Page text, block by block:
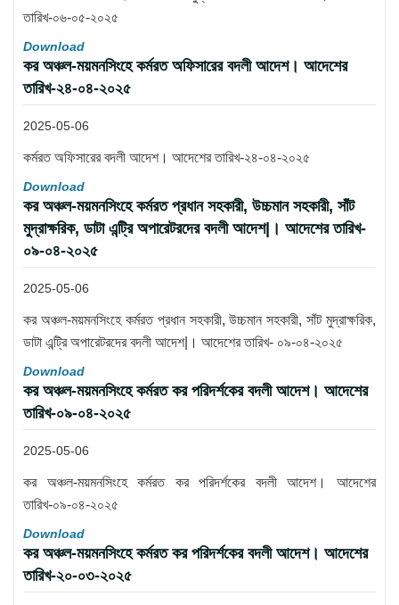
তারিখ-০৬-০৫-২০২৫
Download
কর অঞ্চল-ময়মনসিংহে কর্মরত অফিসারের বদলী আদেশ। আদেশের
তারিখ-২৪-০৪-২০২৫
2025-05-06
কর্মরত অফিসারের বদলী আদেশ। আদেশের তারিখ-২৪-০৪-২০২৫
Download
কর অঞ্চল-ময়মনসিংহে কর্মরত প্রধান সহকারী, উচ্চমান সহকারী, সাঁট
মুদ্রাক্ষরিক, ডাটা এন্ট্রি অপারেটরদের বদলী আদেশ|। আদেশের তারিখ-
০৯-০৪-২০২৫
2025-05-06
কর অঞ্চল-ময়মনসিংহে কর্মরত প্রধান সহকারী, উচ্চমান সহকারী, সাঁট মুদ্রাক্ষরিক,
ডাটা এন্ট্রি অপারেটরদের বদলী আদেশ|। আদেশের তারিখ- ০৯-০৪-২০২৫
Download
কর অঞ্চল-ময়মনসিংহে কর্মরত কর পরিদর্শকের বদলী আদেশ। আদেশের
তারিখ-০৯-০৪-২০২৫
2025-05-06
কর অঞ্চল-ময়মনসিংহে কর্মরত কর পরিদর্শকের বদলী আদেশ। আদেশের
তারিখ-০৯-০৪-২০২৫
Download
কর অঞ্চল-ময়মনসিংহে কর্মরত কর পরিদর্শকের বদলী আদেশ। আদেশের
তারিখ-২০-০৩-২০২৫